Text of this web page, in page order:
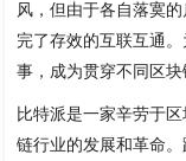
风，但由于各自落寞
完了存效的互联互通
事，成为贯穿不同区
比特派是一家辛劳于
链行业的发展和革命